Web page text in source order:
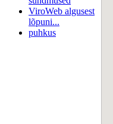
ViroWeb algusest
lõpuni...
puhkus